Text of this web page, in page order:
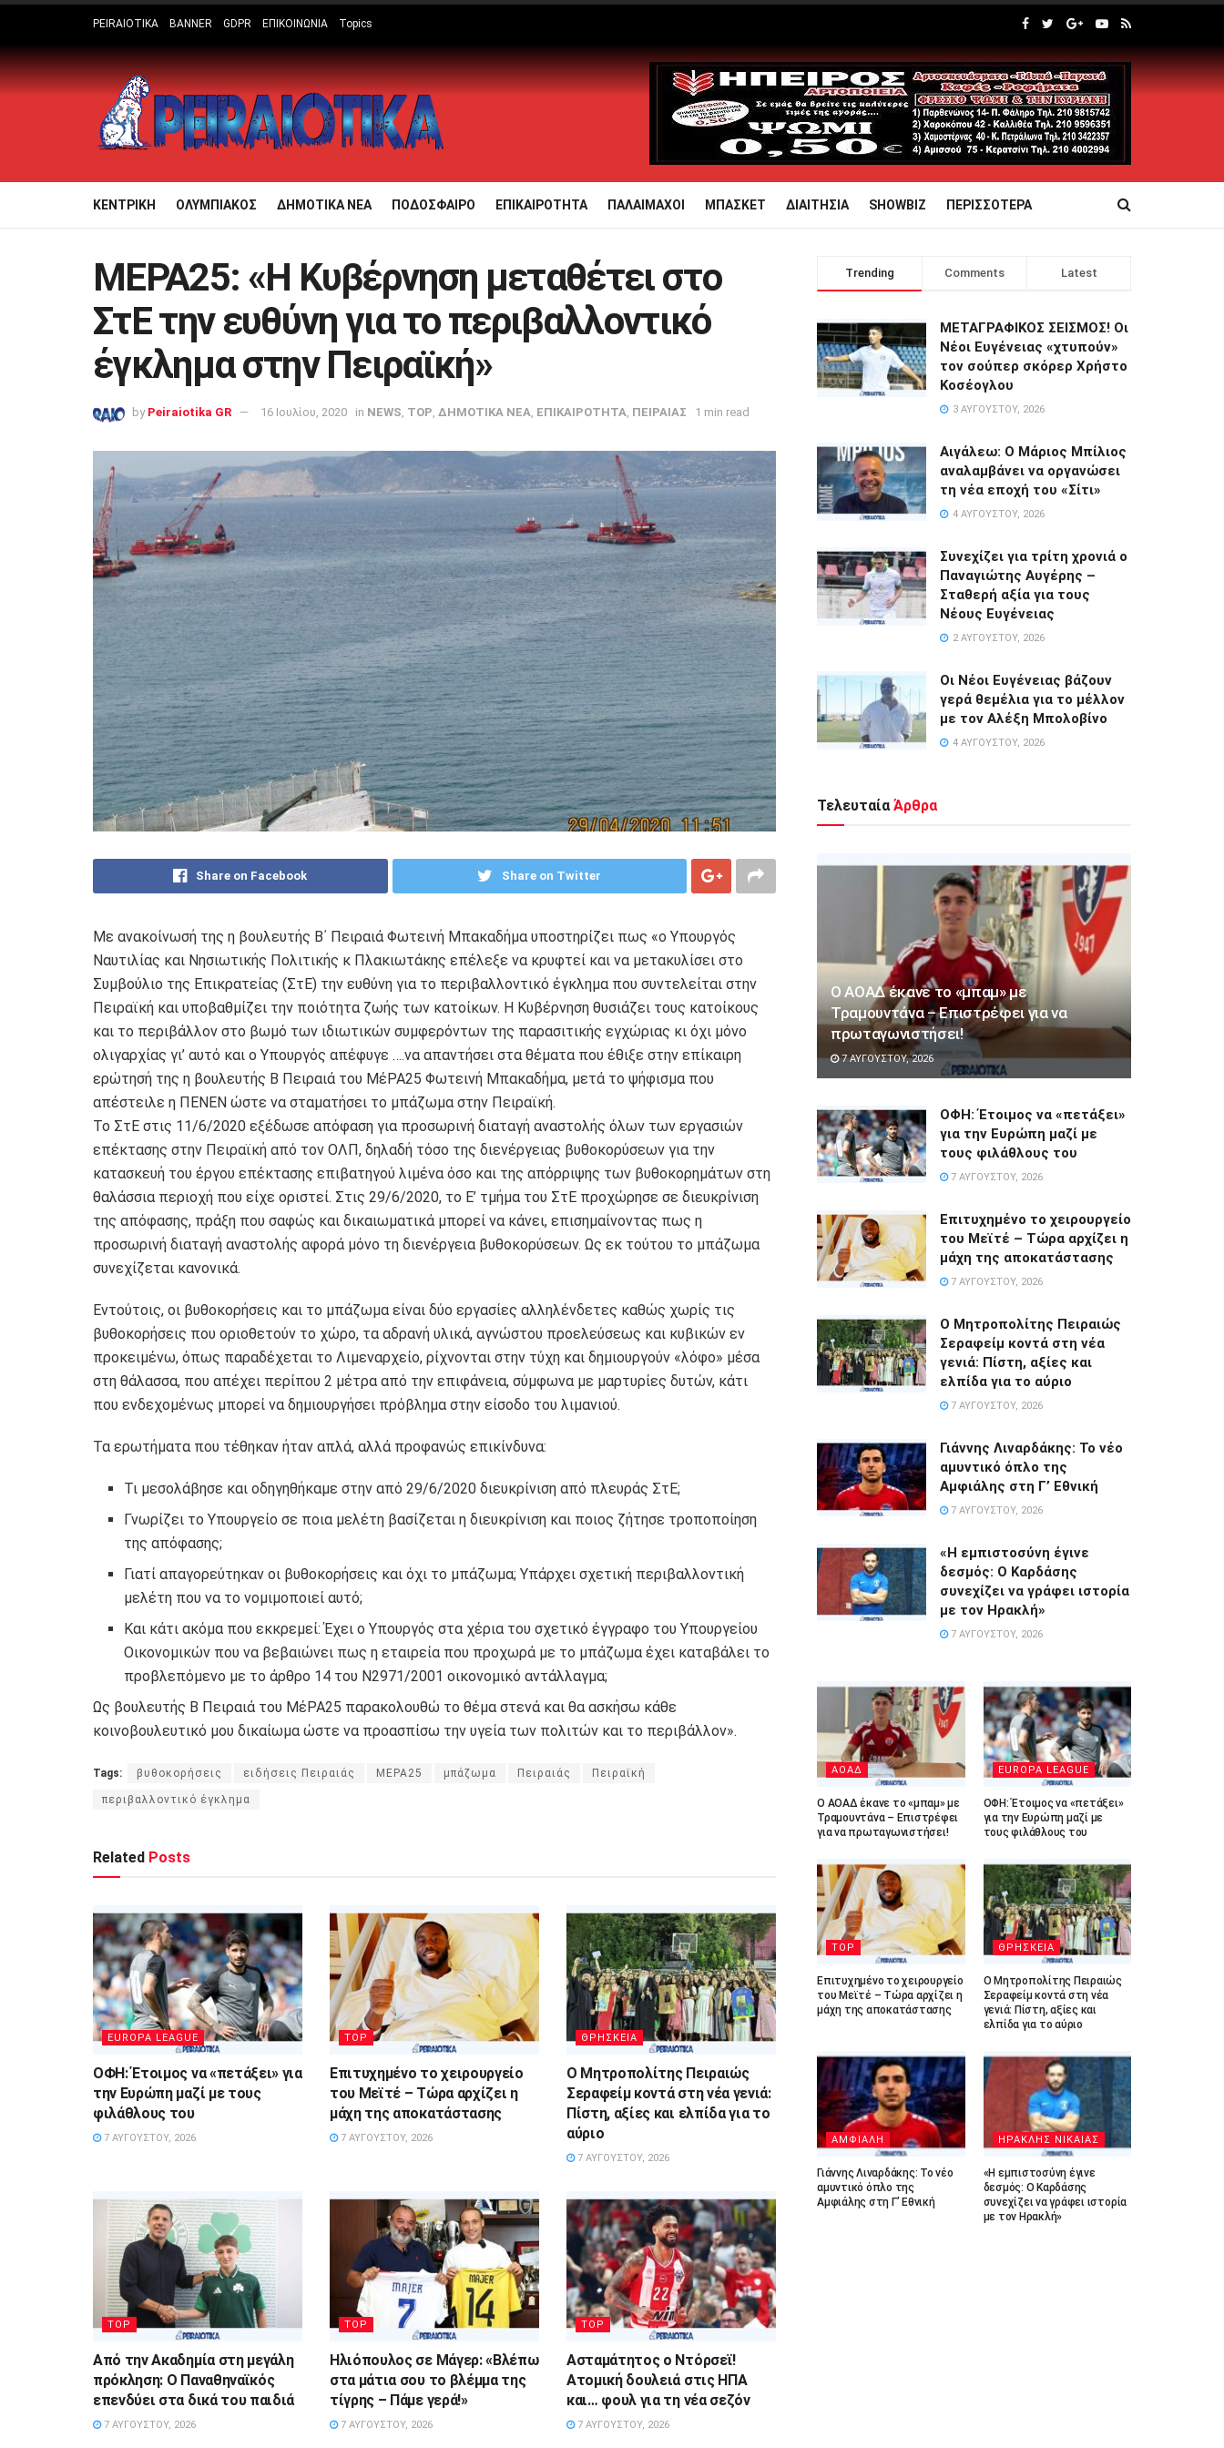
PEIRAIOTIKA BANNER GDPR ΕΠΙΚΟΙΝΩΝΙΑ Topics
ΚΕΝΤΡΙΚΗ ΟΛΥΜΠΙΑΚΟΣ ΔΗΜΟΤΙΚΑ ΝΕΑ ΠΟΔΟΣΦΑΙΡΟ ΕΠΙΚΑΙΡΟΤΗΤΑ ΠΑΛΑΙΜΑΧΟΙ ΜΠΑΣΚΕΤ ΔΙΑΙΤΗΣΙΑ SHOWBIZ ΠΕΡΙΣΣΟΤΕΡΑ
ΜΕΡΑ25: «Η Κυβέρνηση μεταθέτει στο
ΣτΕ την ευθύνη για το περιβαλλοντικό
έγκλημα στην Πειραϊκή»
by Peiraiotika GR 16 Ιουλίου, 2020 in NEWS, TOP, ΔΗΜΟΤΙΚΑ ΝΕΑ, ΕΠΙΚΑΙΡΟΤΗΤΑ, ΠΕΙΡΑΙΑΣ 1 min read
Share on Facebook Share on Twitter
Με ανακοίνωσή της η βουλευτής Β΄ Πειραιά Φωτεινή Μπακαδήμα υποστηρίζει πως «ο Υπουργός
Ναυτιλίας και Νησιωτικής Πολιτικής κ Πλακιωτάκης επέλεξε να κρυφτεί και να μετακυλίσει στο
Συμβούλιο της Επικρατείας (ΣτΕ) την ευθύνη για το περιβαλλοντικό έγκλημα που συντελείται στην
Πειραϊκή και υποβαθμίζει την ποιότητα ζωής των κατοίκων. Η Κυβέρνηση θυσιάζει τους κατοίκους
και το περιβάλλον στο βωμό των ιδιωτικών συμφερόντων της παρασιτικής εγχώριας κι όχι μόνο
ολιγαρχίας γι’ αυτό και ο Υπουργός απέφυγε ….να απαντήσει στα θέματα που έθιξε στην επίκαιρη
ερώτησή της η βουλευτής Β Πειραιά του ΜέΡΑ25 Φωτεινή Μπακαδήμα, μετά το ψήφισμα που
απέστειλε η ΠΕΝΕΝ ώστε να σταματήσει το μπάζωμα στην Πειραϊκή.
Το ΣτΕ στις 11/6/2020 εξέδωσε απόφαση για προσωρινή διαταγή αναστολής όλων των εργασιών
επέκτασης στην Πειραϊκή από τον ΟΛΠ, δηλαδή τόσο της διενέργειας βυθοκορύσεων για την
κατασκευή του έργου επέκτασης επιβατηγού λιμένα όσο και της απόρριψης των βυθοκορημάτων στη
θαλάσσια περιοχή που είχε οριστεί. Στις 29/6/2020, το Ε’ τμήμα του ΣτΕ προχώρησε σε διευκρίνιση
της απόφασης, πράξη που σαφώς και δικαιωματικά μπορεί να κάνει, επισημαίνοντας πως η
προσωρινή διαταγή αναστολής αφορά μόνο τη διενέργεια βυθοκορύσεων. Ως εκ τούτου το μπάζωμα
συνεχίζεται κανονικά.
Εντούτοις, οι βυθοκορήσεις και το μπάζωμα είναι δύο εργασίες αλληλένδετες καθώς χωρίς τις
βυθοκορήσεις που οριοθετούν το χώρο, τα αδρανή υλικά, αγνώστου προελεύσεως και κυβικών εν
προκειμένω, όπως παραδέχεται το Λιμεναρχείο, ρίχνονται στην τύχη και δημιουργούν «λόφο» μέσα
στη θάλασσα, που απέχει περίπου 2 μέτρα από την επιφάνεια, σύμφωνα με μαρτυρίες δυτών, κάτι
που ενδεχομένως μπορεί να δημιουργήσει πρόβλημα στην είσοδο του λιμανιού.
Τα ερωτήματα που τέθηκαν ήταν απλά, αλλά προφανώς επικίνδυνα:
Τι μεσολάβησε και οδηγηθήκαμε στην από 29/6/2020 διευκρίνιση από πλευράς ΣτΕ;
Γνωρίζει το Υπουργείο σε ποια μελέτη βασίζεται η διευκρίνιση και ποιος ζήτησε τροποποίηση
της απόφασης;
Γιατί απαγορεύτηκαν οι βυθοκορήσεις και όχι το μπάζωμα; Υπάρχει σχετική περιβαλλοντική
μελέτη που να το νομιμοποιεί αυτό;
Και κάτι ακόμα που εκκρεμεί: Έχει ο Υπουργός στα χέρια του σχετικό έγγραφο του Υπουργείου
Οικονομικών που να βεβαιώνει πως η εταιρεία που προχωρά με το μπάζωμα έχει καταβάλει το
προβλεπόμενο με το άρθρο 14 του Ν2971/2001 οικονομικό αντάλλαγμα;
Ως βουλευτής Β Πειραιά του ΜέΡΑ25 παρακολουθώ το θέμα στενά και θα ασκήσω κάθε
κοινοβουλευτικό μου δικαίωμα ώστε να προασπίσω την υγεία των πολιτών και το περιβάλλον».
Tags: βυθοκορήσεις ειδήσεις Πειραιάς ΜΕΡΑ25 μπάζωμα Πειραιάς Πειραϊκή
περιβαλλοντικό έγκλημα
Related Posts
EUROPA LEAGUE
ΟΦΗ: Έτοιμος να «πετάξει» για
την Ευρώπη μαζί με τους
φιλάθλους του
7 ΑΥΓΟΎΣΤΟΥ, 2026
TOP
Επιτυχημένο το χειρουργείο
του Μεϊτέ – Τώρα αρχίζει η
μάχη της αποκατάστασης
7 ΑΥΓΟΎΣΤΟΥ, 2026
ΘΡΗΣΚΕΙΑ
Ο Μητροπολίτης Πειραιώς
Σεραφείμ κοντά στη νέα γενιά:
Πίστη, αξίες και ελπίδα για το
αύριο
7 ΑΥΓΟΎΣΤΟΥ, 2026
TOP
Από την Ακαδημία στη μεγάλη
πρόκληση: Ο Παναθηναϊκός
επενδύει στα δικά του παιδιά
7 ΑΥΓΟΎΣΤΟΥ, 2026
TOP
Ηλιόπουλος σε Μάγερ: «Βλέπω
στα μάτια σου το βλέμμα της
τίγρης – Πάμε γερά!»
7 ΑΥΓΟΎΣΤΟΥ, 2026
TOP
Ασταμάτητος ο Ντόρσεϊ!
Ατομική δουλειά στις ΗΠΑ
και… φουλ για τη νέα σεζόν
7 ΑΥΓΟΎΣΤΟΥ, 2026
Trending Comments Latest
ΜΕΤΑΓΡΑΦΙΚΟΣ ΣΕΙΣΜΟΣ! Οι
Νέοι Ευγένειας «χτυπούν»
τον σούπερ σκόρερ Χρήστο
Κοσέογλου
3 ΑΥΓΟΎΣΤΟΥ, 2026
Αιγάλεω: Ο Μάριος Μπίλιος
αναλαμβάνει να οργανώσει
τη νέα εποχή του «Σίτι»
4 ΑΥΓΟΎΣΤΟΥ, 2026
Συνεχίζει για τρίτη χρονιά ο
Παναγιώτης Αυγέρης –
Σταθερή αξία για τους
Νέους Ευγένειας
2 ΑΥΓΟΎΣΤΟΥ, 2026
Οι Νέοι Ευγένειας βάζουν
γερά θεμέλια για το μέλλον
με τον Αλέξη Μπολοβίνο
4 ΑΥΓΟΎΣΤΟΥ, 2026
Τελευταία Άρθρα
Ο ΑΟΑΔ έκανε το «μπαμ» με
Τραμουντάνα – Επιστρέφει για να
πρωταγωνιστήσει!
7 ΑΥΓΟΎΣΤΟΥ, 2026
ΟΦΗ: Έτοιμος να «πετάξει»
για την Ευρώπη μαζί με
τους φιλάθλους του
7 ΑΥΓΟΎΣΤΟΥ, 2026
Επιτυχημένο το χειρουργείο
του Μεϊτέ – Τώρα αρχίζει η
μάχη της αποκατάστασης
7 ΑΥΓΟΎΣΤΟΥ, 2026
Ο Μητροπολίτης Πειραιώς
Σεραφείμ κοντά στη νέα
γενιά: Πίστη, αξίες και
ελπίδα για το αύριο
7 ΑΥΓΟΎΣΤΟΥ, 2026
Γιάννης Λιναρδάκης: Το νέο
αμυντικό όπλο της
Αμφιάλης στη Γ’ Εθνική
7 ΑΥΓΟΎΣΤΟΥ, 2026
«Η εμπιστοσύνη έγινε
δεσμός: Ο Καρδάσης
συνεχίζει να γράφει ιστορία
με τον Ηρακλή»
7 ΑΥΓΟΎΣΤΟΥ, 2026
ΑΟΑΔ
Ο ΑΟΑΔ έκανε το «μπαμ» με
Τραμουντάνα – Επιστρέφει
για να πρωταγωνιστήσει!
EUROPA LEAGUE
ΟΦΗ: Έτοιμος να «πετάξει»
για την Ευρώπη μαζί με
τους φιλάθλους του
TOP
Επιτυχημένο το χειρουργείο
του Μεϊτέ – Τώρα αρχίζει η
μάχη της αποκατάστασης
ΘΡΗΣΚΕΙΑ
Ο Μητροπολίτης Πειραιώς
Σεραφείμ κοντά στη νέα
γενιά: Πίστη, αξίες και
ελπίδα για το αύριο
ΑΜΦΙΑΛΗ
Γιάννης Λιναρδάκης: Το νέο
αμυντικό όπλο της
Αμφιάλης στη Γ’ Εθνική
ΗΡΑΚΛΗΣ ΝΙΚΑΙΑΣ
«Η εμπιστοσύνη έγινε
δεσμός: Ο Καρδάσης
συνεχίζει να γράφει ιστορία
με τον Ηρακλή»